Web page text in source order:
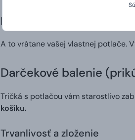
Doručenie do 2. dňa
A to vrátane vašej vlastnej potlače.
Darčekové balenie
Tričká s potlačou vám starostlivo
košíku.
Trvanlivosť a zloženie